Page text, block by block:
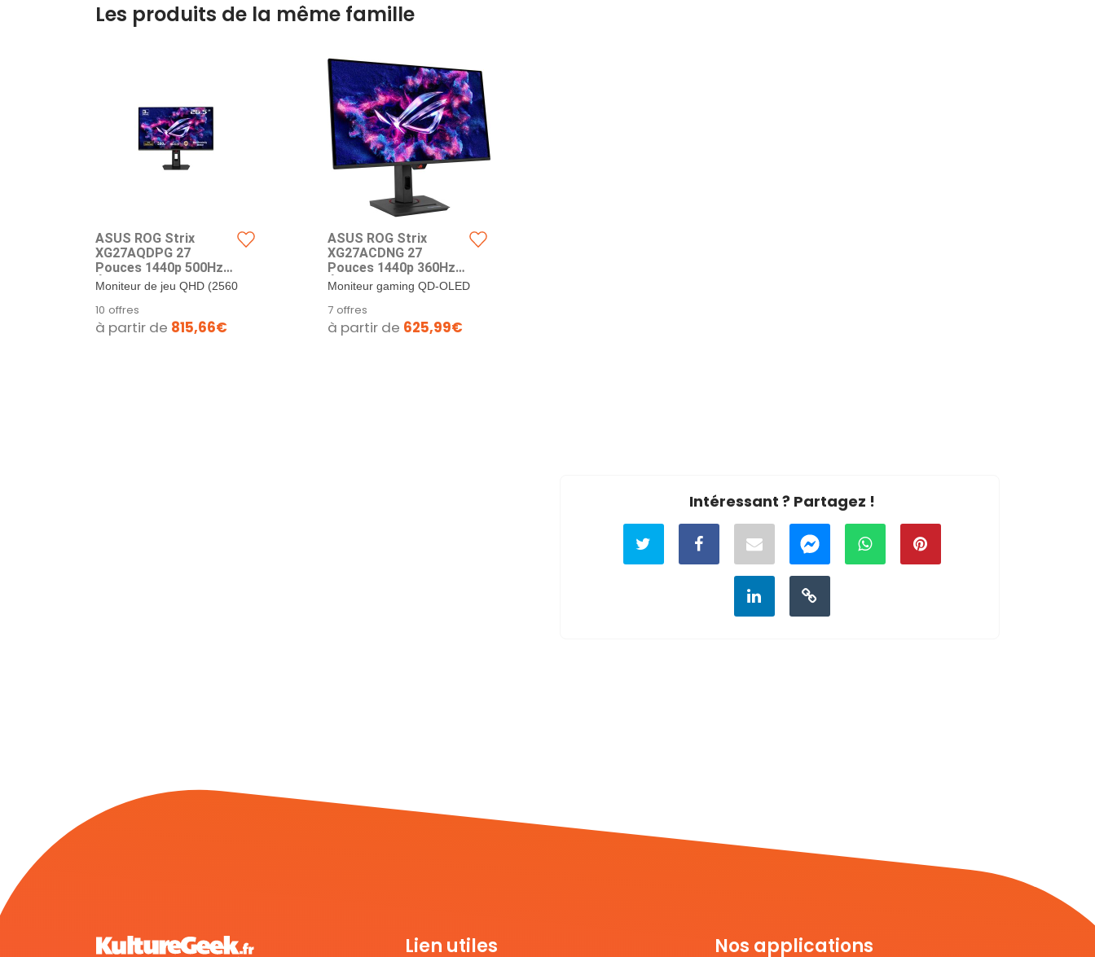
Les produits de la même famille
ASUS ROG Strix
XG27AQDPG 27
Pouces 1440p 500Hz
Écran PC Gamer OLED
Moniteur de jeu QHD (2560
pouces avec taux de...
10 offres
à partir de 815,66€
ASUS ROG Strix
XG27ACDNG 27
Pouces 1440p 360Hz
Écran PC Gamer OLED
QD-OLED
Moniteur gaming QD-OLED
x 1440) avec une...
7 offres
à partir de 625,99€
Intéressant ? Partagez !
Lien utiles Nos applications